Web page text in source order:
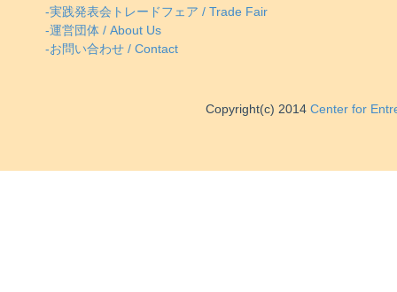
-実践発表会トレードフェア / Trade Fair
-運営団体 / About Us
-お問い合わせ / Contact
Copyright(c) 2014 Center for